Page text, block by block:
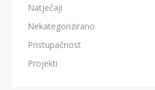
Natječaji
Nekategorizirano
Pristupačnost
Projekti